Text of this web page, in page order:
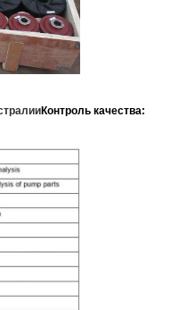
Контроль качества: